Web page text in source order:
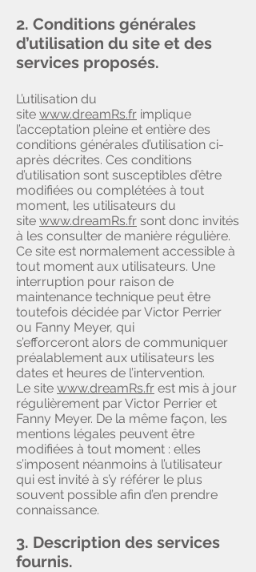
2. Conditions générales
d’utilisation du site et des
services proposés.
L’utilisation du
site www.dreamRs.fr implique
l’acceptation pleine et entière des
conditions générales d’utilisation ci-
après décrites. Ces conditions
d’utilisation sont susceptibles d’être
modifiées ou complétées à tout
moment, les utilisateurs du
site www.dreamRs.fr sont donc invités
à les consulter de manière régulière.
Ce site est normalement accessible à
tout moment aux utilisateurs. Une
interruption pour raison de
maintenance technique peut être
toutefois décidée par Victor Perrier
ou Fanny Meyer, qui
s’efforceront alors de communiquer
préalablement aux utilisateurs les
dates et heures de l’intervention.
Le site www.dreamRs.fr est mis à jour
régulièrement par Victor Perrier et
Fanny Meyer. De la même façon, les
mentions légales peuvent être
modifiées à tout moment : elles
s’imposent néanmoins à l’utilisateur
qui est invité à s’y référer le plus
souvent possible afin d’en prendre
connaissance.
3. Description des services
fournis.